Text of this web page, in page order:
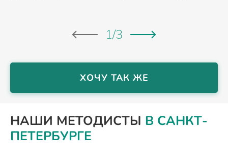
1/3
ХОЧУ ТАК ЖЕ
НАШИ МЕТОДИСТЫ В САНКТ-
ПЕТЕРБУРГЕ